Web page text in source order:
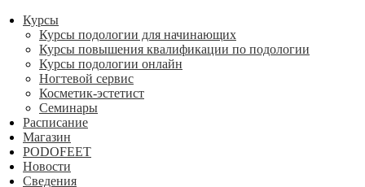
Курсы
Курсы подологии для начинающих
Курсы повышения квалификации по подологии
Курсы подологии онлайн
Ногтевой сервис
Косметик-эстетист
Семинары
Расписание
Магазин
PODOFEET
Новости
Сведения